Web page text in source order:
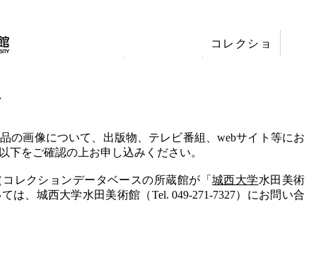
の画像について、出版物、テレビ番組、webサイト等にお
下をご確認の上お申し込みください。
レクションデータベースの所蔵館が「 城西大学水田美術
は、城西大学水田美術館（Tel. 049-271-7327）にお問い合
コレクショ